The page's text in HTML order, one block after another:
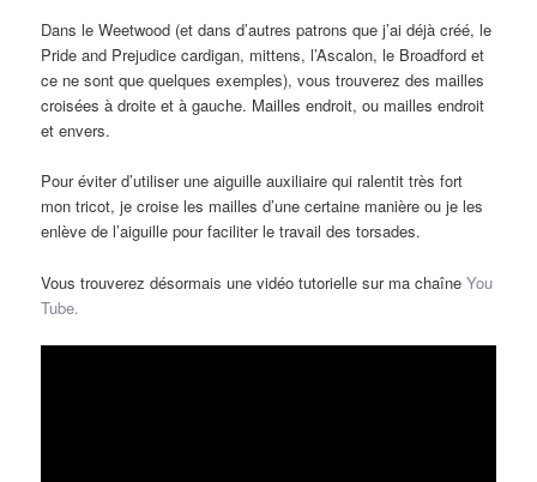
Dans le Weetwood (et dans d’autres patrons que j’ai déjà créé, le
Pride and Prejudice cardigan, mittens, l’Ascalon, le Broadford et
ce ne sont que quelques exemples), vous trouverez des mailles
croisées à droite et à gauche. Mailles endroit, ou mailles endroit
et envers.
Pour éviter d’utiliser une aiguille auxiliaire qui ralentit très fort
mon tricot, je croise les mailles d’une certaine manière ou je les
enlève de l’aiguille pour faciliter le travail des torsades.
Vous trouverez désormais une vidéo tutorielle sur ma chaîneYou
Tube.